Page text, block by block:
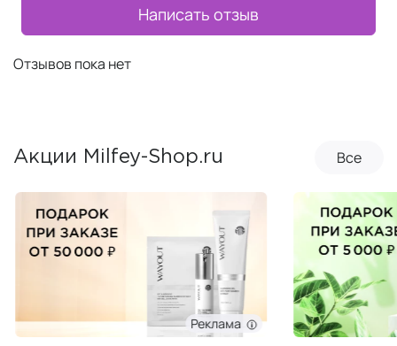
Написать отзыв
Отзывов пока нет
Акции Milfey-Shop.ru Все
Реклама